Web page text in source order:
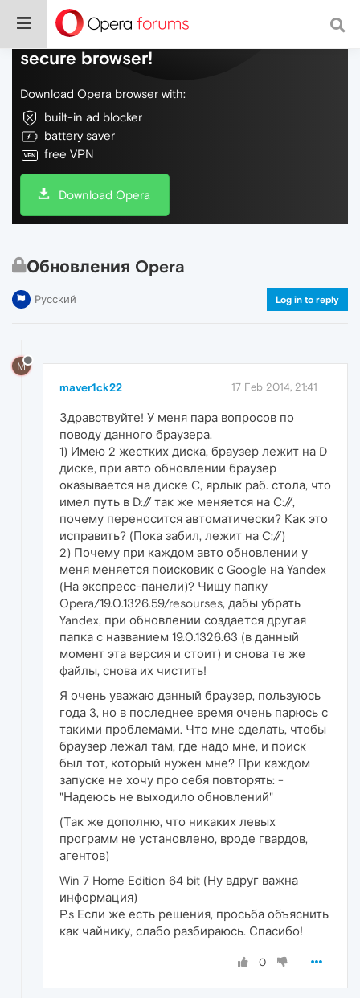
Do more on the web, with a fast and
secure browser!
Download Opera browser with:
built-in ad blocker
battery saver
free VPN
Download Opera
Обновления Opera
Русский Log in to reply
M
maver1ck22 17 Feb 2014, 21:41
Здравствуйте! У меня пара вопросов по
поводу данного браузера.
1) Имею 2 жестких диска, браузер лежит на D
диске, при авто обновлении браузер
оказывается на диске C, ярлык раб. стола, что
имел путь в D:// так же меняется на C://,
почему переносится автоматически? Как это
исправить? (Пока забил, лежит на C://)
2) Почему при каждом авто обновлении у
меня меняется поисковик с Google на Yandex
(На экспресс-панели)? Чищу папку
Opera/19.0.1326.59/resourses, дабы убрать
Yandex, при обновлении создается другая
папка с названием 19.0.1326.63 (в данный
момент эта версия и стоит) и снова те же
файлы, снова их чистить!
Я очень уважаю данный браузер, пользуюсь
года 3, но в последнее время очень парюсь с
такими проблемами. Что мне сделать, чтобы
браузер лежал там, где надо мне, и поиск
был тот, который нужен мне? При каждом
запуске не хочу про себя повторять: -
"Надеюсь не выходило обновлений"
(Так же дополню, что никаких левых
программ не установлено, вроде гвардов,
агентов)
Win 7 Home Edition 64 bit (Ну вдруг важна
информация)
P.s Если же есть решения, просьба объяснить
как чайнику, слабо разбираюсь. Спасибо!
0